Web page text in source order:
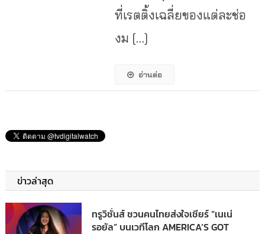
ที่เรตติ้งเฉลี่ยของแต่ละช่อ
งม […]
อ่านต่อ
ข่าวล่าสุด
ทรูวิชั่นส์ ชวนคนไทยส่งใจเชียร์ “เนเน่
รอยัล” บนเวทีโลก AMERICA’S GOT